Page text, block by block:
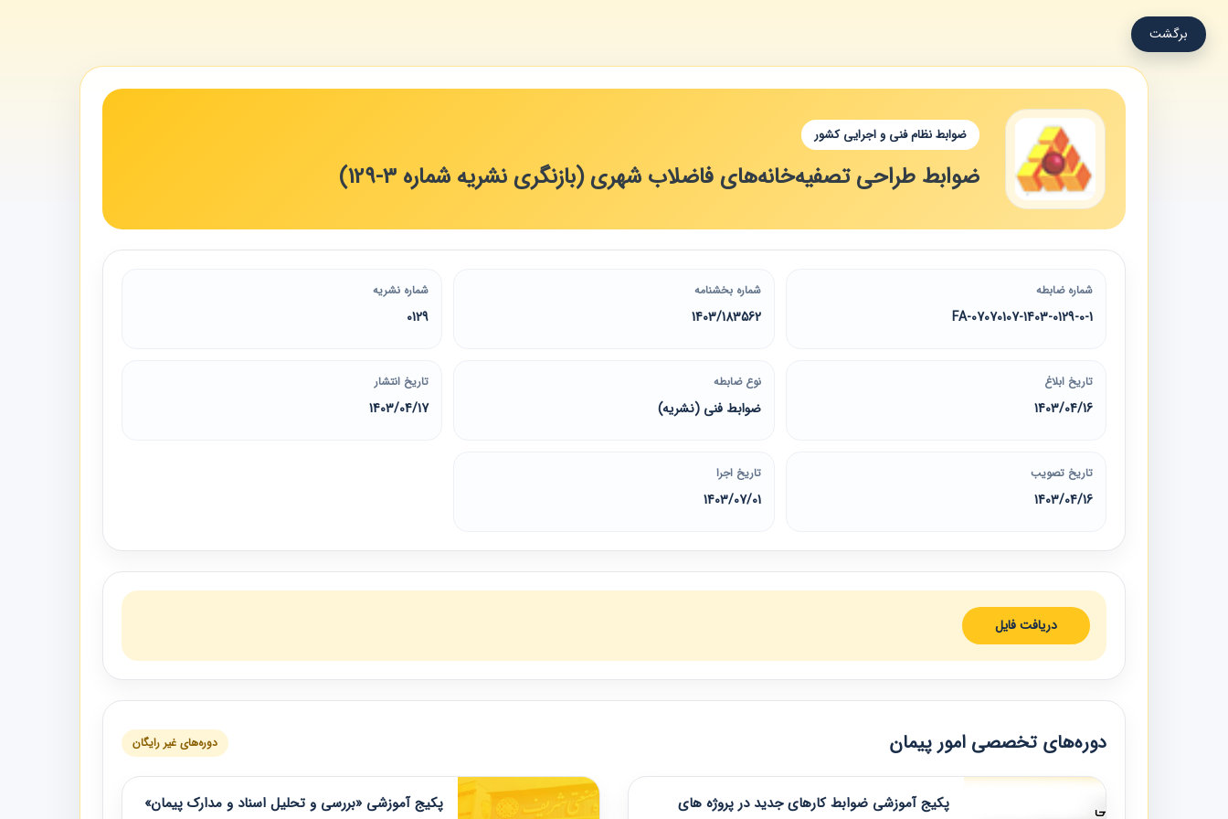
برگشت
ضوابط نظام فنی و اجرایی کشور
ضوابط طراحی تصفیه‌خانه‌های فاضلاب شهری (بازنگری نشریه شماره‌ 3-129)
شماره ضابطه
07070107-1403-0129-0-1-FA
شماره بخشنامه
1403/183562
شماره نشریه
0129
تاریخ ابلاغ
1403/04/16
نوع ضابطه
ضوابط فنی (نشریه)
تاریخ انتشار
1403/04/17
تاریخ تصویب
1403/04/16
تاریخ اجرا
1403/07/01
دریافت فایل
دوره‌های تخصصی امور پیمان دوره‌های غیر رایگان
پکیج آموزشی ضوابط کارهای جدید در پروژه های
پکیج آموزشی «بررسی و تحلیل اسناد و مدارک پیمان»